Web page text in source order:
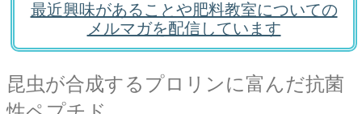
最近興味があることや肥料教室についての
メルマガを配信しています
昆虫が合成するプロリンに富んだ抗菌